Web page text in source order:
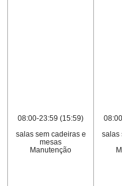
08:00-23:59 (15:59)
salas sem cadeiras e
mesas
Manutenção
salas